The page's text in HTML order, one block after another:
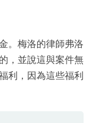
。梅洛的律師弗洛
，並說這與案件無
利，因為這些福利